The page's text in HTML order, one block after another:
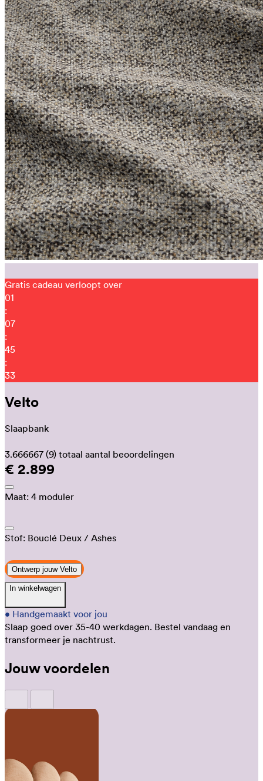
Gratis cadeau verloopt over
01
:
07
:
45
:
26
Velto
Slaapbank
3.666667 (9) totaal aantal beoordelingen
€ 2.899
Maat: 4 moduler
Stof: Bouclé Deux / Ashes
Ontwerp jouw Velto
In winkelwagen
• Handgemaakt voor jou
Slaap goed over 35-40 werkdagen. Bestel vandaag en
transformeer je nachtrust.
Jouw voordelen